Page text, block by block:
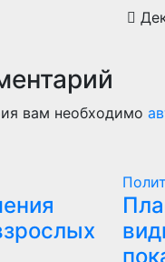
вам необходимо